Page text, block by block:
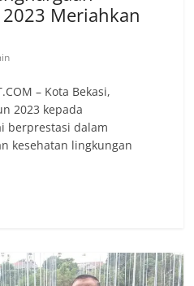
Meriahkan
– Kota Bekasi,
2023 kepada
berprestasi dalam
kesehatan lingkungan